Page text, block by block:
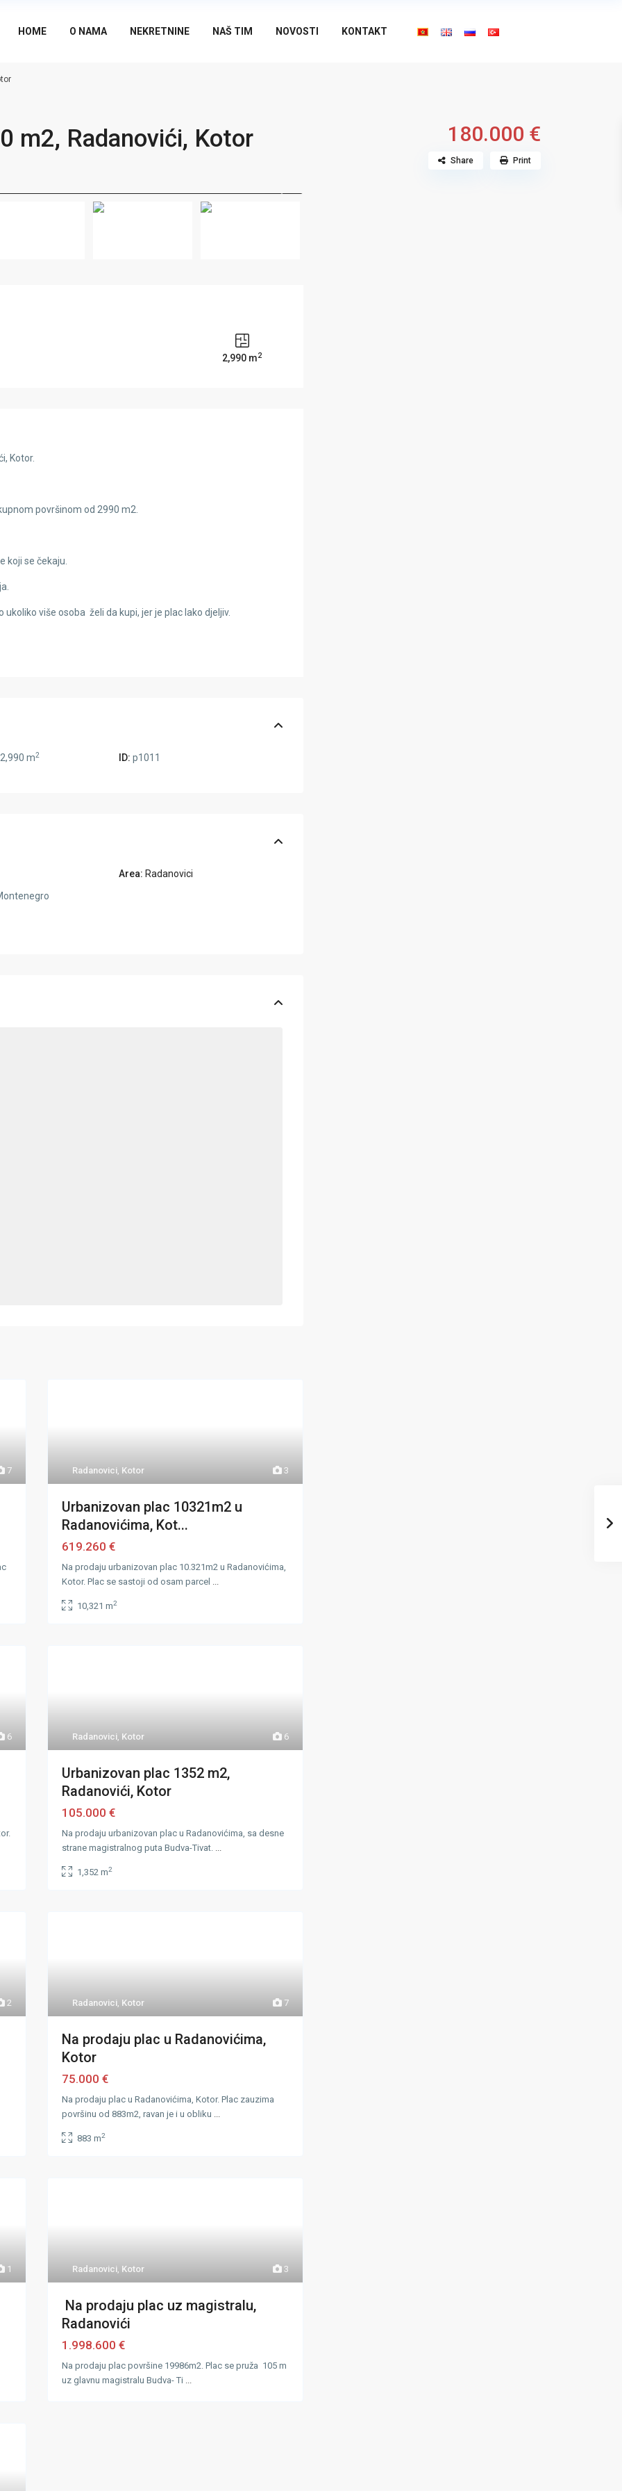
HOME O NAMA NEKRETNINE NAŠ TIM NOVOSTI KONTAKT
m2, Radanovići, Kotor 180.000 €
Share Print
2,990 m2
Kotor.
površinom od 2990 m2.
koji se čekaju.
više osoba želi da kupi, jer je plac lako djeljiv.
2,990 m2 ID: p1011
Area: Radanovici
7 3
Radanovici, Kotor
Urbanizovan plac 10321m2 u
Radanovićima, Kot...
619.260 €
Na prodaju urbanizovan plac 10.321m2 u Radanovićima,
Kotor. Plac se sastoji od osam parcel ...
10,321 m2
6 6
Radanovici, Kotor
Urbanizovan plac 1352 m2,
Radanovići, Kotor
105.000 €
Na prodaju urbanizovan plac u Radanovićima, sa desne
strane magistralnog puta Budva-Tivat. ...
1,352 m2
2 7
Radanovici, Kotor
Na prodaju plac u Radanovićima,
Kotor
75.000 €
Na prodaju plac u Radanovićima, Kotor. Plac zauzima
površinu od 883m2, ravan je i u obliku ...
883 m2
1 3
Radanovici, Kotor
Na prodaju plac uz magistralu,
Radanovići
1.998.600 €
Na prodaju plac površine 19986m2. Plac se pruža 105 m
uz glavnu magistralu Budva- Ti ...